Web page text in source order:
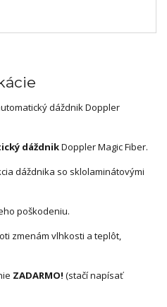
dáždnik Doppler
dáždnikDoppler Magic Fiber.
dáždnika so sklolaminátovými
poškodeniu.
zmenám vlhkosti a teplôt,
ZADARMO! (stačí napísať